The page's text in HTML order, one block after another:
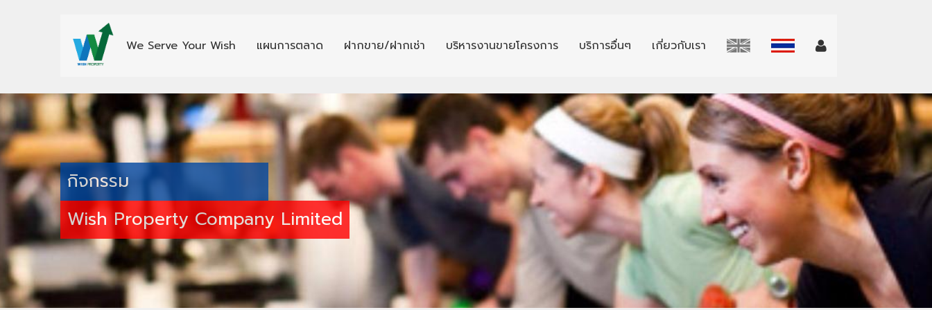
We Serve Your Wish แผนการตลาด ฝากขาย/ฝากเช่า บริหารงานขายโครงการ บริการอื่นๆ เกี่ยวกับเรา
กิจกรรม
Wish Property Company Limited